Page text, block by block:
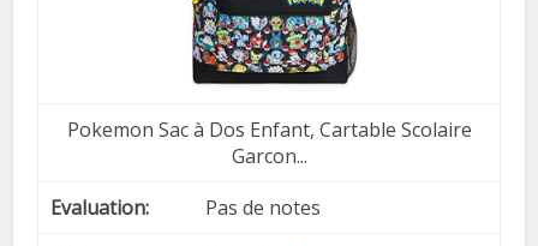
Pokemon Sac à Dos Enfant, Cartable Scolaire
Garcon...
Pas de notes